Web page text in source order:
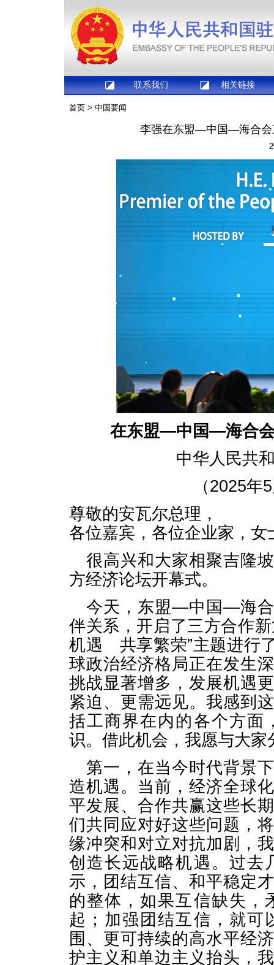
联系我们 相关链接
首页 > 中国要闻
李强在东盟—中国—海合会
在东盟—中国—海合会
中华人民共
（2025年
尊敬的安瓦尔总理，
各位嘉宾，各位企业家，女
很高兴和大家相聚吉隆
方经济论坛开幕式。
今天，东盟—中国—海合
伴关系，开启了三方合作
机遇 共享繁荣”主题进行
球政治经济格局正在发生
挑战显著增多，发展机遇
紧迫、更需远见。我感到
括工商界在内的各个方面
识。借此机会，我愿与大家
第一，在当今时代背景
造机遇。当前，经济全球
平发展、合作共赢这些长
们共同应对好这些问题，
缘冲突和对立对抗加剧，
创造长远战略机遇。过去
示，团结互信、和平稳定
的整体，如果互信缺失，
起；加强团结互信，就可
围、更可持续的高水平经
护主义和单边主义抬头，